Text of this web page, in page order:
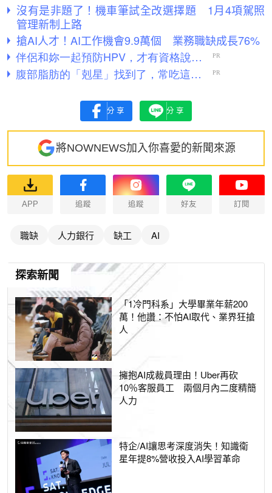
沒有是非題了！機車筆試全改選擇題 1月4項駕照
管理新制上路
搶AI人才！AI工作機會9.9萬個 業務職缺成長76%
分享 分享
將NOWNEWS加入你喜愛的新聞來源
APP 追蹤 追蹤 好友 訂閱
職缺 人力銀行 缺工 AI
探索新聞
「1冷門科系」大學畢業年薪200
萬！他讚：不怕AI取代、業界狂搶
人
擁抱AI成裁員理由！Uber再砍
10％客服員工 兩個月內二度精簡
人力
特企/AI讓思考深度消失！知識衛
星年提8%營收投入AI學習革命